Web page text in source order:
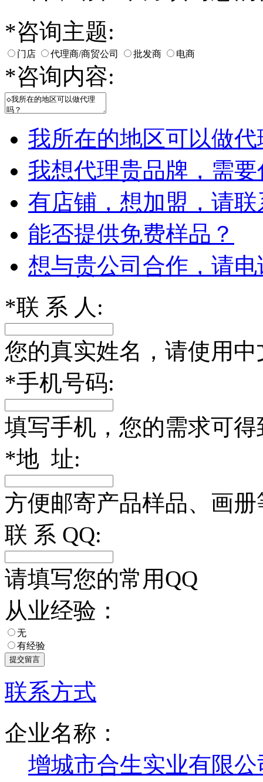
*咨询主题:
门店 代理商/商贸公司 批发商 电商
*咨询内容:
我所在的地区可以做
我想代理贵品牌，需
有店铺，想加盟，请
能否提供免费样品？
想与贵公司合作，请
*联 系 人:
您的真实姓名，请使用中
*手机号码:
填写手机，您的需求可
*地 址:
方便邮寄产品样品、画
联 系 QQ:
请填写您的常用QQ
从业经验：
无
有经验
联系方式
企业名称：
增城市合生实业有限